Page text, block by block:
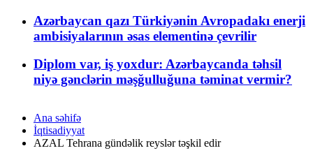
Azərbaycan qazı Türkiyənin Avropadakı enerji
ambisiyalarının əsas elementinə çevrilir
Diplom var, iş yoxdur: Azərbaycanda təhsil
niyə gənclərin məşğulluğuna təminat vermir?
Ana səhifə
İqtisadiyyat
AZAL Tehrana gündəlik reyslər təşkil edir